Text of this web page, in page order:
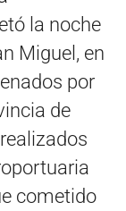
la noche
Miguel, en
por
de
cometido